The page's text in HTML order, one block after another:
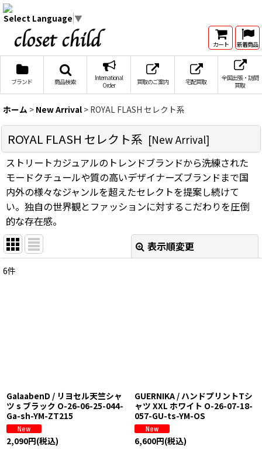
Select Language ▼
カート 新着商品
ブランド 商品検索
International
Order
買取のご案内 宅配買取
全国出張・訪問
買取
ホーム > New Arrival > ROYAL FLASH セレクト系
ROYAL FLASH セレクト系 [New Arrival]
ストリートカジュアルのトレンドブランドから洗練された
モードクチュールや質の高いデザイナーズブランドまで国
内外の様々なジャンルを超えたセレクトを提案し続けて
い。独自の世界観とファッションに対するこだわりを圧倒
的な存在感。
表示順変更
絞り込む
6件
GalaabenD / リヨセル天竺シャ
ツ s ブラック O-26-06-25-044-
Ga-sh-YM-ZT215
2,090円(税込)
GUERNIKA / ハンドプリントTシ
ャツ XXL ホワイト O-26-07-18-
057-GU-ts-YM-OS
6,600円(税込)